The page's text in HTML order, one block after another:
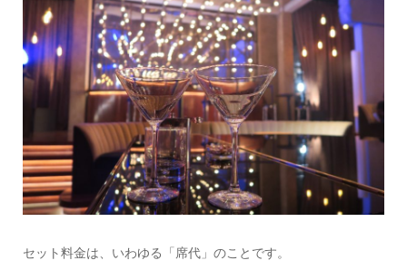
セット料金は、いわゆる「席代」のことです。